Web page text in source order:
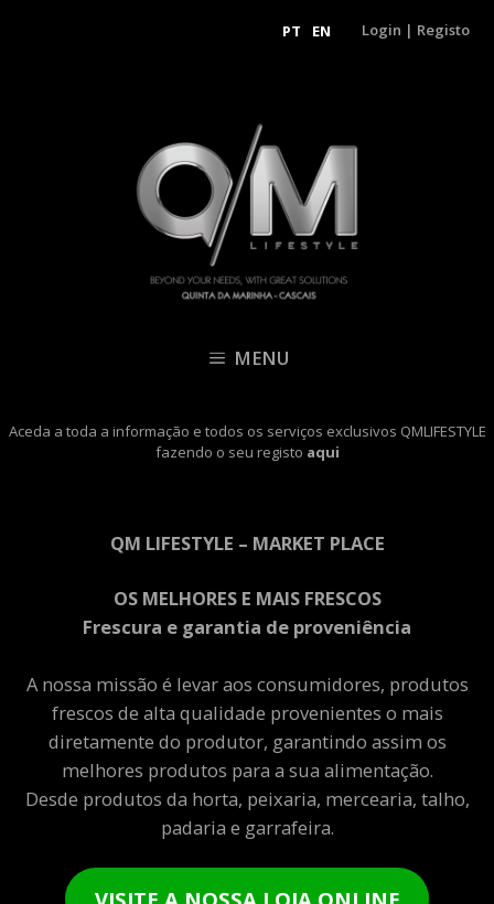
PT EN Login | Registo
MENU
Aceda a toda a informação e todos os serviços exclusivos QMLIFESTYLE
fazendo o seu registo aqui
QM LIFESTYLE – MARKET PLACE
OS MELHORES E MAIS FRESCOS
Frescura e garantia de proveniência
A nossa missão é levar aos consumidores, produtos
frescos de alta qualidade provenientes o mais
diretamente do produtor, garantindo assim os
melhores produtos para a sua alimentação.
Desde produtos da horta, peixaria, mercearia, talho,
padaria e garrafeira.